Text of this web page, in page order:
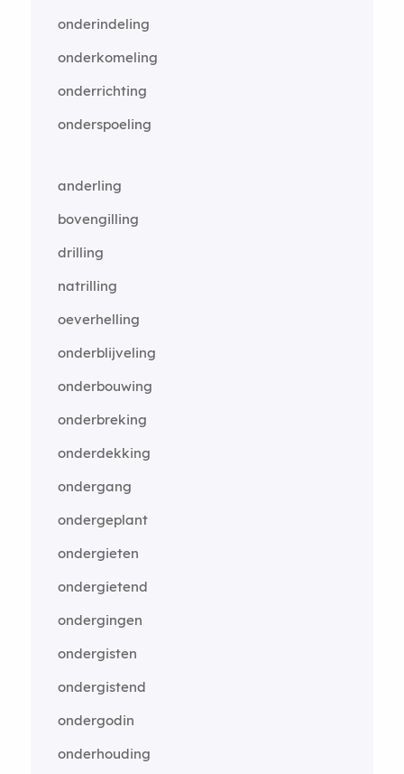
onderindeling
onderkomeling
onderrichting
onderspoeling
anderling
bovengilling
drilling
natrilling
oeverhelling
onderblijveling
onderbouwing
onderbreking
onderdekking
ondergang
ondergeplant
ondergieten
ondergietend
ondergingen
ondergisten
ondergistend
ondergodin
onderhouding